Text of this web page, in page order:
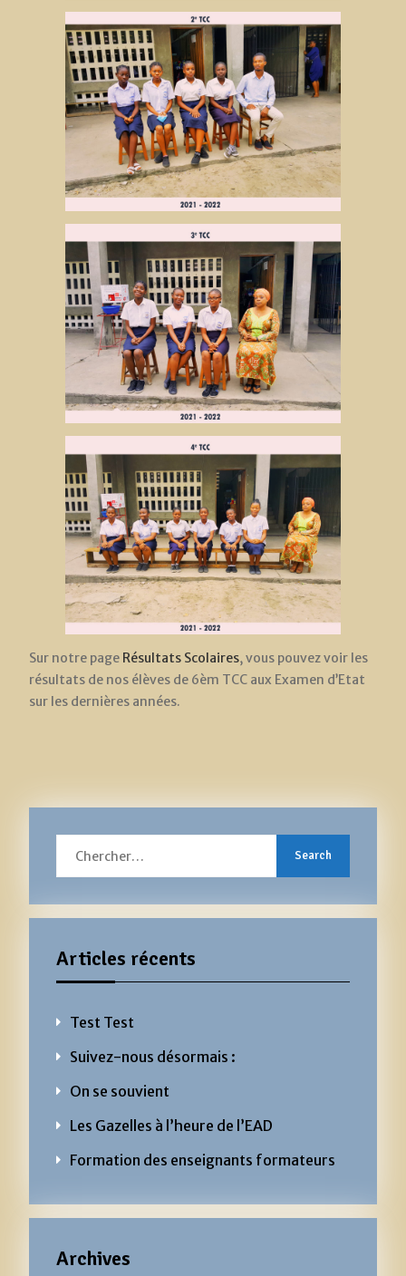
Sur notre page Résultats Scolaires, vous pouvez voir les
résultats de nos élèves de 6èm TCC aux Examen d’Etat
sur les dernières années.
for:
Articles récents
Test Test
Suivez-nous désormais :
On se souvient
Les Gazelles à l’heure de l’EAD
Formation des enseignants formateurs
Archives